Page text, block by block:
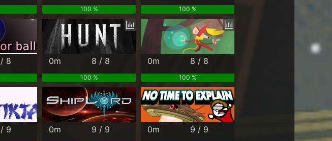
100 % 100 %
8 0m 8 / 8
100 %
0m 8 / 8
100 %
9 0m 9 / 9 0m 9 / 9